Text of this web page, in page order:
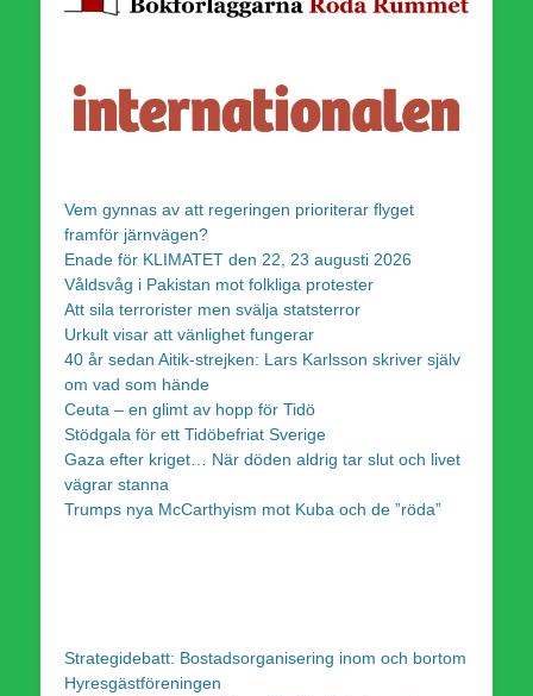
Vem gynnas av att regeringen prioriterar flyget
framför järnvägen?
Enade för KLIMATET den 22, 23 augusti 2026
Våldsvåg i Pakistan mot folkliga protester
Att sila terrorister men svälja statsterror
Urkult visar att vänlighet fungerar
40 år sedan Aitik-strejken: Lars Karlsson skriver själv
om vad som hände
Ceuta – en glimt av hopp för Tidö
Stödgala för ett Tidöbefriat Sverige
Gaza efter kriget… När döden aldrig tar slut och livet
vägrar stanna
Trumps nya McCarthyism mot Kuba och de ”röda”
Strategidebatt: Bostadsorganisering inom och bortom
Hyresgästföreningen